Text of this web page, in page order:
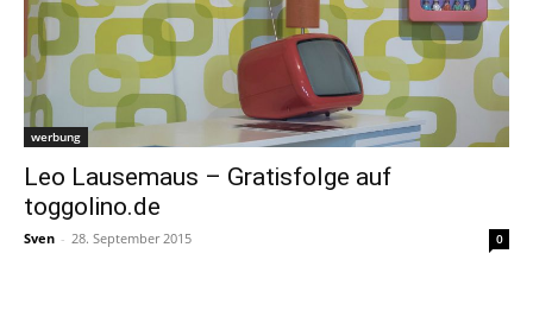
werbung
Leo Lausemaus – Gratisfolge auf
toggolino.de
Sven - 28. September 2015 0